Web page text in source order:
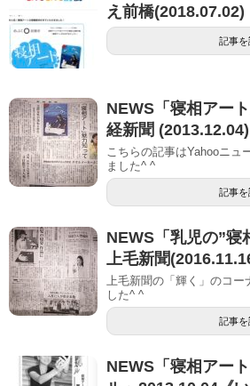
え前橋(2018.07.02)
記事を
NEWS「寝相アー
経新聞 (2013.12.04)
こちらの記事はYahooニュ
ました^ ^
記事を
NEWS「乳児の”寝
上毛新聞
上毛新聞の「輝く」のコ
した^ ^
記事を
NEWS「寝相アー